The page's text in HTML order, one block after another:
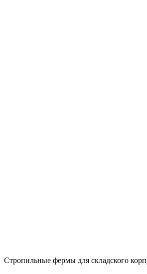
Стропильные фермы для складского